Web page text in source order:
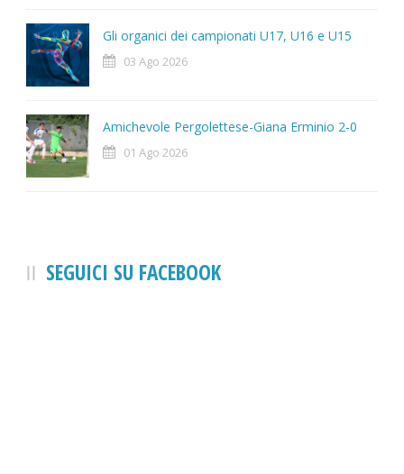
Gli organici dei campionati U17, U16 e U15
03 Ago 2026
Amichevole Pergolettese-Giana Erminio 2-0
01 Ago 2026
SEGUICI SU FACEBOOK